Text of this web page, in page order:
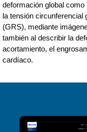
deformación global como
la tensión circunferencial
(GRS), mediante
también al describir la
acortamiento, el
cardíaco.